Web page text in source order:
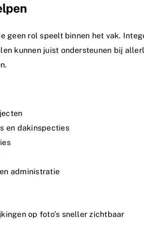
geen rol speelt binnen het vak.
kunnen juist ondersteunen bij
en dakinspecties
administratie
op foto’s sneller zichtbaar